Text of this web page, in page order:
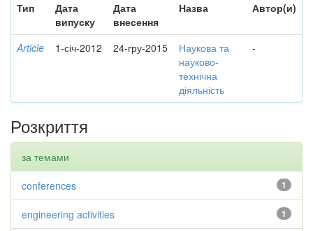
Тип
Дата
випуску
Дата
внесення
Назва Автор(и)
Article 1-січ-2012 24-гру-2015
Наукова та
науково-
технічна
діяльність
-
Розкриття
за темами
1
conferences
1
engineering activities